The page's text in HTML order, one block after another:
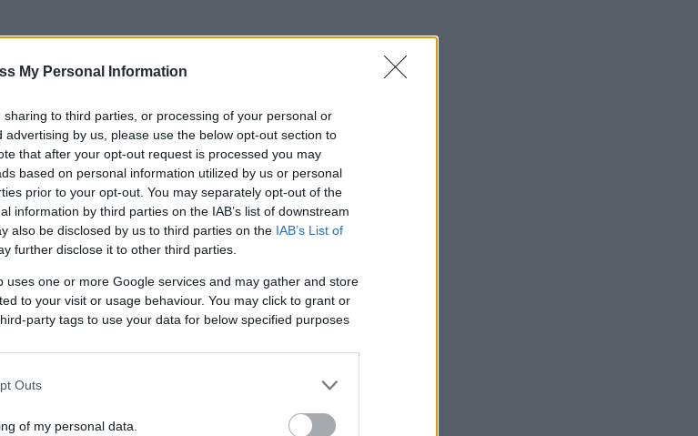
My Personal Information
to third parties, or processing of your personal or
by us, please use the below opt-out section to
that after your opt-out request is processed you may
based on personal information utilized by us or personal
prior to your opt-out. You may separately opt-out of the
information by third parties on the IAB’s list of downstream
also be disclosed by us to third parties on the IAB’s List of
further disclose it to other third parties.
uses one or more Google services and may gather and store
to your visit or usage behaviour. You may click to grant or
party tags to use your data for below specified purposes
Outs
of my personal data.